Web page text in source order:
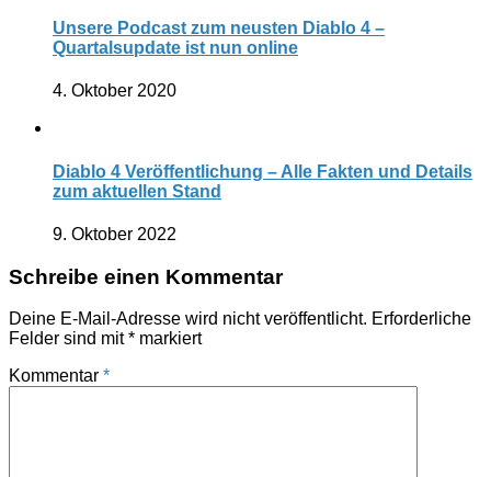
Unsere Podcast zum neusten Diablo 4 –
Quartalsupdate ist nun online
4. Oktober 2020
Diablo 4 Veröffentlichung – Alle Fakten und Details
zum aktuellen Stand
9. Oktober 2022
Schreibe einen Kommentar
Deine E-Mail-Adresse wird nicht veröffentlicht. Erforderliche
Felder sind mit* markiert
Kommentar *